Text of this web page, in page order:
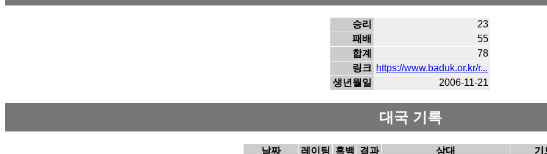
승리
23
패배
55
합계
78
링크 https://www.baduk.or.kr/r...
생년월일
2006-11-21
대국 기록
날짜 레이팅 흑백 결과 상대
기